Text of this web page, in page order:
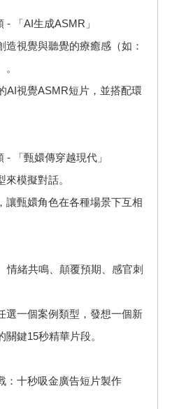
- 「AI生成ASMR」
造視覺與聽覺的療癒感（如：
AI視覺ASMR短片，並搭配環
「甄嬛傳穿越現代」
模擬對話。
讓甄嬛角色在各種場景下互相
情緒共鳴、顛覆預期、感官刺
選一個案例類型，發想一個新
鍵15秒精華片段。
：十秒吸金廣告短片製作